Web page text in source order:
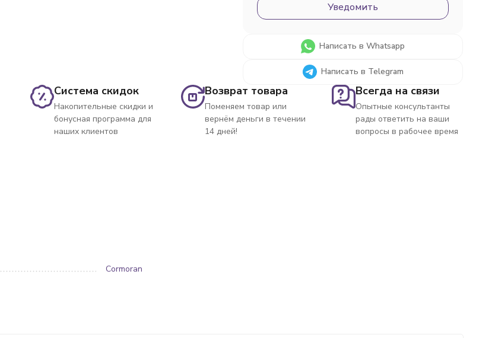
Уведомить
Написать в Whatsapp
Написать в Telegram
Система скидок
Накопительные скидки и
бонусная программа для
наших клиентов
Возврат товара
Поменяем товар или
вернём деньги в течении
14 дней!
Всегда на связи
Опытные консультанты
рады ответить на ваши
вопросы в рабочее время
Cormoran